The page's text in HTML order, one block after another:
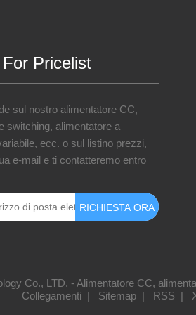
Pricelist
sul nostro alimentatore CC,
switching, alimentatore a
ecc. o sul listino prezzi,
e-mail e ti contatteremo entro
Co., LTD. - Alimentatore CC,
Collegamenti | Sitemap | RSS |